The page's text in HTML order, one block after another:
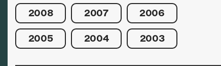
2008 2007 2006
2005 2004 2003